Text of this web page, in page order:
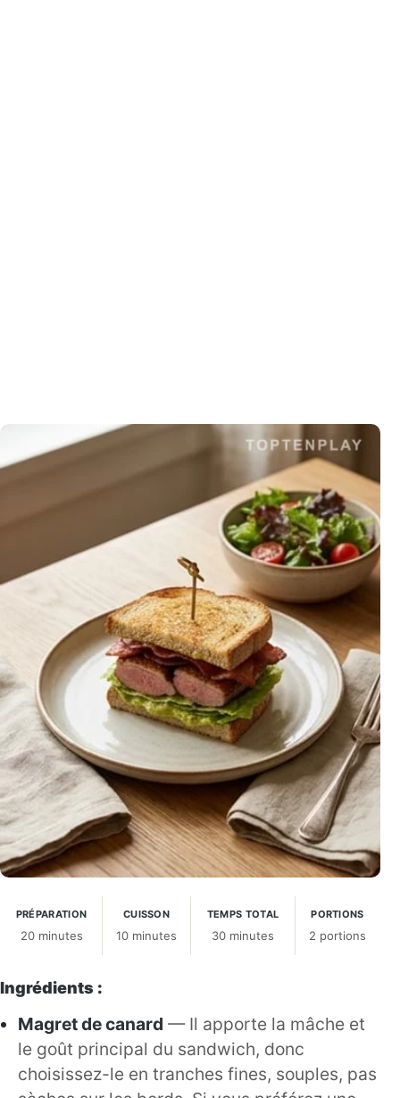
PRÉPARATION
20 minutes
CUISSON
10 minutes
TEMPS TOTAL
30 minutes
PORTIONS
2 portions
Ingrédients :
Magret de canard — Il apporte la mâche et
le goût principal du sandwich, donc
choisissez-le en tranches fines, souples, pas